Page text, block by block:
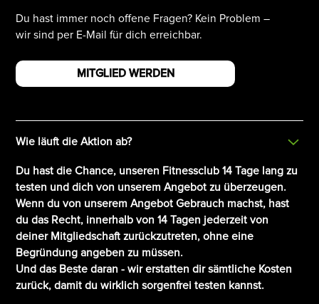
Du hast immer noch offene Fragen? Kein Problem –
wir sind per E-Mail für dich erreichbar.
MITGLIED WERDEN
Wie läuft die Aktion ab?
Du hast die Chance, unseren Fitnessclub 14 Tage lang zu
testen und dich von unserem Angebot zu überzeugen.
Wenn du von unserem Angebot Gebrauch machst, hast
du das Recht, innerhalb von 14 Tagen jederzeit von
deiner Mitgliedschaft zurückzutreten, ohne eine
Begründung angeben zu müssen.
Und das Beste daran - wir erstatten dir sämtliche Kosten
zurück, damit du wirklich sorgenfrei testen kannst.